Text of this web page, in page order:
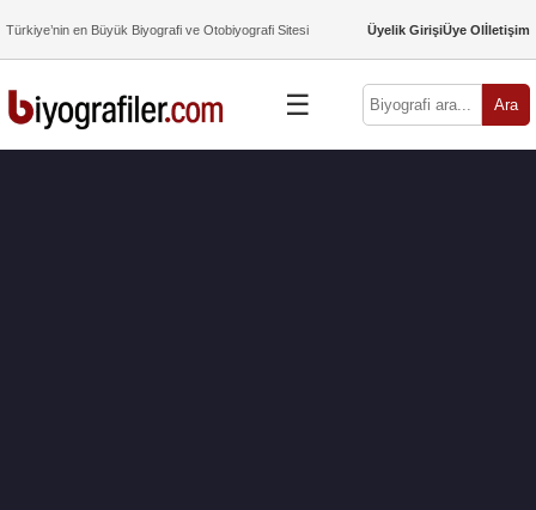
Türkiye’nin en Büyük Biyografi ve Otobiyografi Sitesi Üyelik GirişiÜye Olİletişim
☰ Ara